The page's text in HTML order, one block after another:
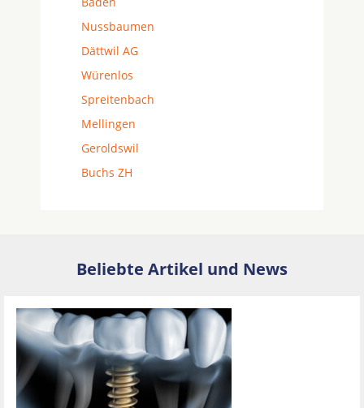
Nussbaumen
Dättwil AG
Würenlos
Spreitenbach
Mellingen
Geroldswil
Buchs ZH
Beliebte Artikel und News